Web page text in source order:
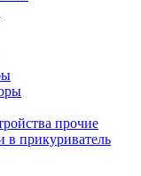
прочие
в прикуриватель